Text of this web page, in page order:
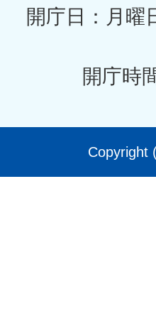
開庁日：月曜
開庁時
Copyright